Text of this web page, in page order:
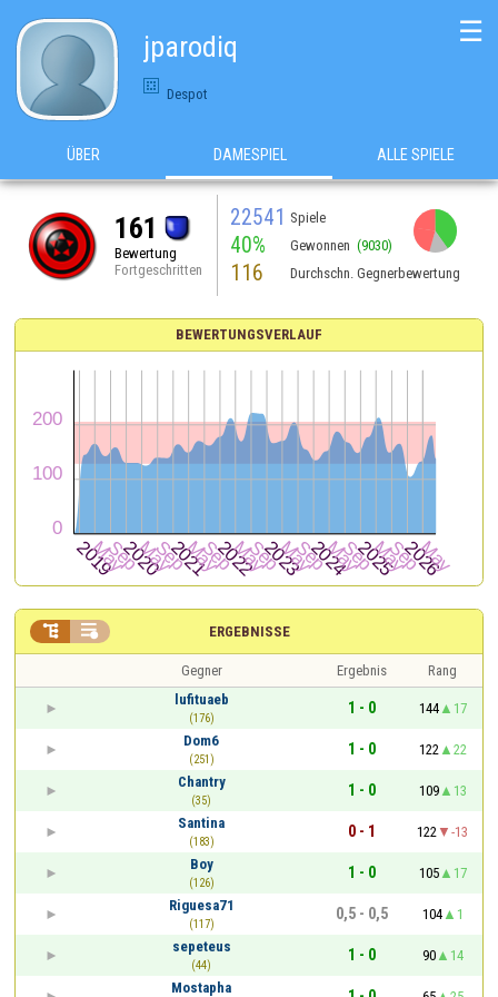
jparodiq
Despot
☰
ÜBER DAMESPIEL ALLE SPIELE
161
Bewertung
Fortgeschritten
22541 Spiele
40% Gewonnen (9030)
116 Durchschn. Gegnerbewertung
BEWERTUNGSVERLAUF
ERGEBNISSE
 
Gegner Ergebnis
Rang
lufituaeb
(176)
1 - 0 144
17
Dom6
(251)
1 - 0 122
22
Chantry
(35)
1 - 0 109
13
Santina
(183)
0 - 1 122
-13
Boy
(126)
1 - 0 105
17
Riguesa71
(117)
0,5 - 0,5 104
1
sepeteus
(44)
1 - 0 90
14
Mostapha